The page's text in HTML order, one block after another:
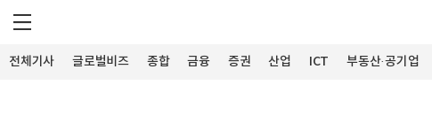
전체기사 글로벌비즈 종합 금융 증권 산업 ICT 부동산·공기업